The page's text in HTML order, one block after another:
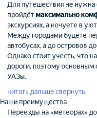
Для путешествия не нужна
пройдётмаксимально
экскурсиях, а ночуете в
Между городами будете
автобусах, а до островов
Однако стоит учесть, что
дороги, поэтому основным
УАЗы.
читать дальше свернуть
Наши преимущества
Переезды на «метеорах»